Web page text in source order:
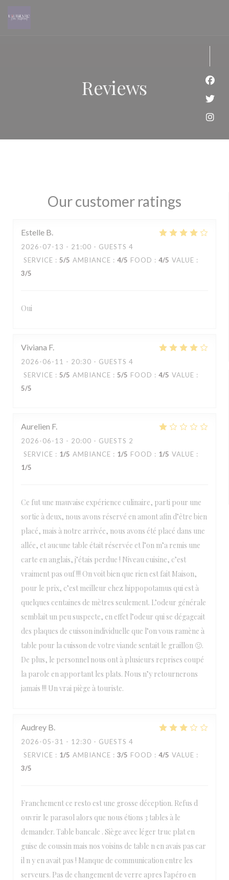
Reviews
Our customer ratings
Estelle B
2026-07-13 - 21:00 - GUESTS 4
SERVICE : 5/5 AMBIANCE : 4/5 FOOD : 4/5 VALUE :
3/5
Oui
Viviana F
2026-06-11 - 20:30 - GUESTS 4
SERVICE : 5/5 AMBIANCE : 5/5 FOOD : 4/5 VALUE :
5/5
Aurelien F
2026-06-13 - 20:00 - GUESTS 2
SERVICE : 1/5 AMBIANCE : 1/5 FOOD : 1/5 VALUE :
1/5
Ce fut une mauvaise expérience culinaire, parti pour une
sortie à deux, nous avons réservé en amont afin d’être bien
placé, mais à notre arrivée, nous avons été placé dans une
allée, et aucune table était réservée et l’on m’a remis une
carte en anglais, j’étais perdue ! Niveau cuisine, c’est
vraiment pas ouf !!! On voit bien que rien est fait Maison,
pour le prix, c’est meilleur chez hippopotamus qui est à
quelques centaines de mètres seulement. L’odeur générale
semblait un peu suspecte, en effet l’odeur qui se dégageait
des plaques de cuisson individuelle que l’on vous ramène à
table pour la cuisson de votre viande sentait le graillon 🤢.
De plus, le personnel nous ont à plusieurs reprises coupé
la parole en apportant les plats. Nous n’y retournerons
jamais !!! Un vrai piège à touriste.
Audrey B
2026-05-31 - 12:30 - GUESTS 4
SERVICE : 1/5 AMBIANCE : 3/5 FOOD : 4/5 VALUE :
3/5
Franchement ce resto est une grosse déception. Refus d
ouvrir le parasol alors que nous étions 3 tables à le
demander. Table bancale . Siège avec léger truc plat en
guise de coussin mais nos voisins de table n en avais pas car
il n y en avait pas ! Manque de communication entre les
serveurs. Pas de changement de verre apres l'apéro en